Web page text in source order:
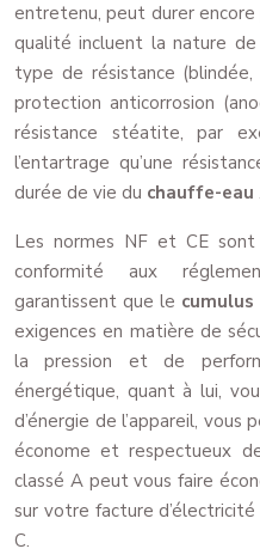
entretenu, peut durer
qualité incluent la nature
type de résistance
protection anticorrosion
résistance stéatite, par
l’entartrage qu’une
durée de vie du chauffe-eau .
Les normes NF et CE
conformité aux
garantissent que le cumulus
exigences en matière de
la pression et de
énergétique, quant à lui,
d’énergie de l’appareil,
économe et respectueux
classé A peut vous faire
sur votre facture
C.